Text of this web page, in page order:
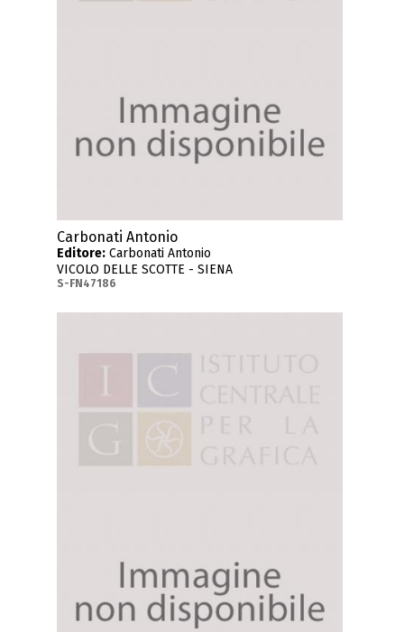
Carbonati Antonio
Editore: Carbonati Antonio
VICOLO DELLE SCOTTE - SIENA
S-FN47186